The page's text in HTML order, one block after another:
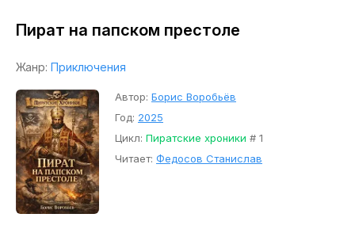
Пират на папском престоле
Жанр: Приключения
Автор: Борис Воробьёв
Год: 2025
Цикл: Пиратские хроники # 1
Читает: Федосов Станислав